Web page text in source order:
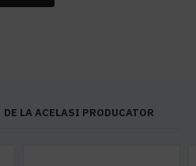
DE LA ACELASI PRODUCATOR